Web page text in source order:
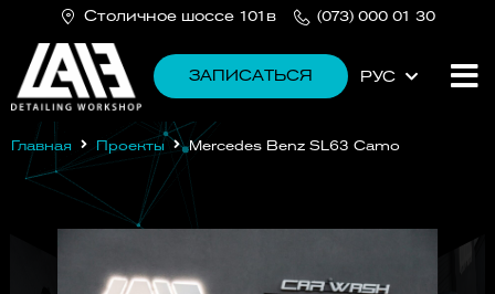
Cтоличное шоссе 101в (073) 000 01 30
ЗАПИСАТЬСЯ РУС
УКР
Главная Проекты Mercedes Benz SL63 Camo